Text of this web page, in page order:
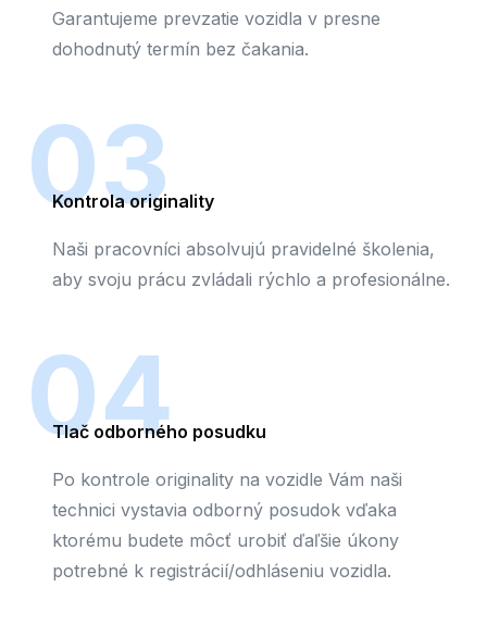
Garantujeme prevzatie vozidla v presne
dohodnutý termín bez čakania.
03
Kontrola originality
Naši pracovníci absolvujú pravidelné školenia,
aby svoju prácu zvládali rýchlo a profesionálne.
04
Tlač odborného posudku
Po kontrole originality na vozidle Vám naši
technici vystavia odborný posudok vďaka
ktorému budete môcť urobiť ďaľšie úkony
potrebné k registrácií/odhláseniu vozidla.